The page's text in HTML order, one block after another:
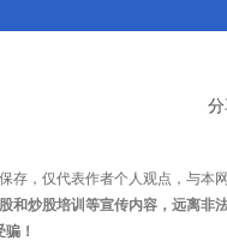
分
存，仅代表作者个人观点，与本
和炒股培训等宣传内容，远离非
！